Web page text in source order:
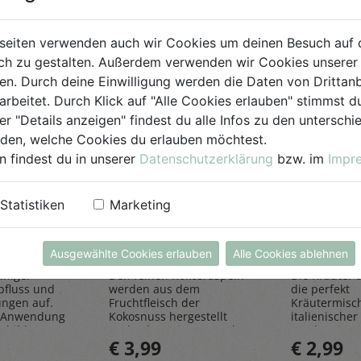
und
auf.
Kokosraspeln
250g
Rapunzel Naturkost
Den feinen Kokosraspeln
werden aus dem
Fruchtfleisch der
Kokosnuss hergestellt
und geben einen Hauch
Exotik in köstliche Kuchen
& Kekse
€ 3,99
Kräuter
Sonnentor
Die Kräuter
die perfekt
italienischer
rundet
und
€ 2,99
verwenden auch wir Cookies um deinen Besuch auf
zu gestalten. Außerdem verwenden wir Cookies
Durch deine Einwilligung werden die Daten von
Durch Klick auf "Alle Cookies erlauben" stimmst
"Details anzeigen" findest du alle Infos zu den
welche Cookies du erlauben möchtest.
findest du in unserer Datenschutzerklärung bzw. im
Statistiken Marketing
Ausgewählte Cookies erlauben Alle Cookies ablehnen